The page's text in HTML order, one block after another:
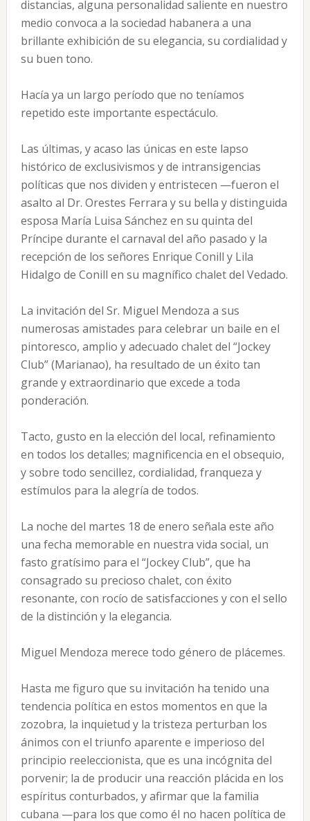
distancias, alguna personalidad saliente en nuestro
medio convoca a la sociedad habanera a una
brillante exhibición de su elegancia, su cordialidad y
su buen tono.
Hacía ya un largo período que no teníamos
repetido este importante espectáculo.
Las últimas, y acaso las únicas en este lapso
histórico de exclusivismos y de intransigencias
políticas que nos dividen y entristecen —fueron el
asalto al Dr. Orestes Ferrara y su bella y distinguida
esposa María Luisa Sánchez en su quinta del
Príncipe durante el carnaval del año pasado y la
recepción de los señores Enrique Conill y Lila
Hidalgo de Conill en su magnífico chalet del Vedado.
La invitación del Sr. Miguel Mendoza a sus
numerosas amistades para celebrar un baile en el
pintoresco, amplio y adecuado chalet del “Jockey
Club” (Marianao), ha resultado de un éxito tan
grande y extraordinario que excede a toda
ponderación.
Tacto, gusto en la elección del local, refinamiento
en todos los detalles; magnificencia en el obsequio,
y sobre todo sencillez, cordialidad, franqueza y
estímulos para la alegría de todos.
La noche del martes 18 de enero señala este año
una fecha memorable en nuestra vida social, un
fasto gratísimo para el “Jockey Club”, que ha
consagrado su precioso chalet, con éxito
resonante, con rocío de satisfacciones y con el sello
de la distinción y la elegancia.
Miguel Mendoza merece todo género de plácemes.
Hasta me figuro que su invitación ha tenido una
tendencia política en estos momentos en que la
zozobra, la inquietud y la tristeza perturban los
ánimos con el triunfo aparente e imperioso del
principio reeleccionista, que es una incógnita del
porvenir; la de producir una reacción plácida en los
espíritus conturbados, y afirmar que la familia
cubana —para los que como él no hacen política de